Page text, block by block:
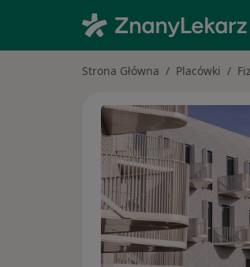
Strona Główna Placówki